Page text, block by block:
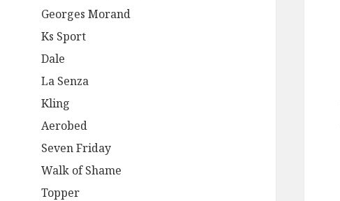
Georges Morand
Ks Sport
Dale
La Senza
Kling
Aerobed
Seven Friday
Walk of Shame
Topper